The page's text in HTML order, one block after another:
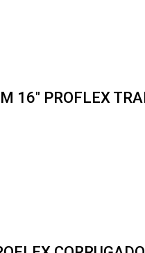
16″ PROFLEX